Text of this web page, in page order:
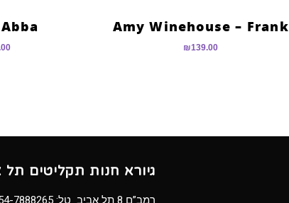
Amy Winehouse – Frank
₪139.00
גיורא חנות תקליטים תל
רמב”ם 8 תל אביב טל: 7888265